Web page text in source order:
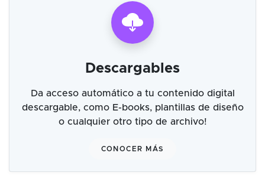
Descargables
Da acceso automático a tu contenido digital
descargable, como E-books, plantillas de diseño
o cualquier otro tipo de archivo!
CONOCER MÁS